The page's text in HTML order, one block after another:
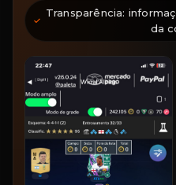
Transparência:
da